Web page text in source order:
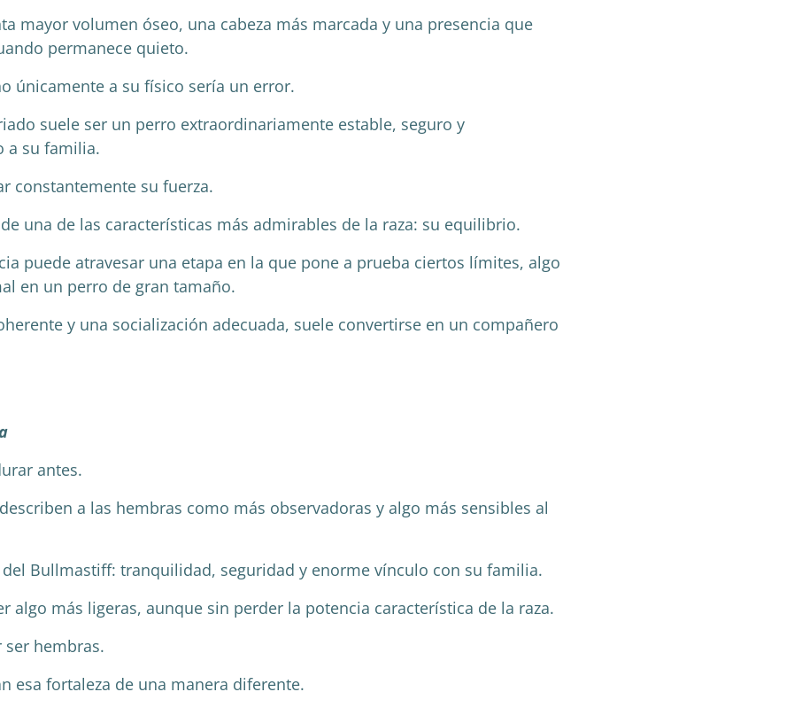
mayor volumen óseo, una cabeza más marcada y una presencia que
permanece quieto.
únicamente a su físico sería un error.
suele ser un perro extraordinariamente estable, seguro y
a su familia.
constantemente su fuerza.
una de las características más admirables de la raza: su equilibrio.
puede atravesar una etapa en la que pone a prueba ciertos límites, algo
en un perro de gran tamaño.
y una socialización adecuada, suele convertirse en un compañero
antes.
a las hembras como más observadoras y algo más sensibles al
Bullmastiff: tranquilidad, seguridad y enorme vínculo con su familia.
algo más ligeras, aunque sin perder la potencia característica de la raza.
hembras.
esa fortaleza de una manera diferente.